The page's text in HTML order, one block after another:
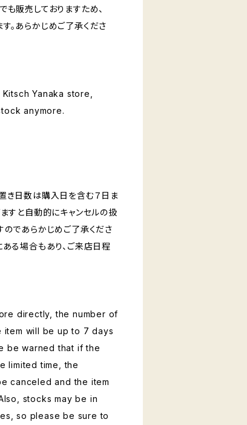
販売しておりますため、
。あらかじめご了承くださ
Yanaka store,
anymore.
き日数は購入日を含む７日ま
すと自動的にキャンセルの扱
のであらかじめご了承くださ
る場合もあり、ご来店日程
directly, the number of
will be up to 7 days
be warned that if the
limited time, the
canceled and the item
stocks may be in
so please be sure to